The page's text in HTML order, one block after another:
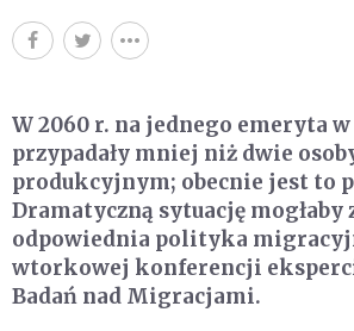
W 2060 r. na jednego emeryta w
przypadały mniej niż dwie
produkcyjnym; obecnie jest to
Dramatyczną sytuację
odpowiednia polityka
wtorkowej konferencji
Badań nad Migracjami.